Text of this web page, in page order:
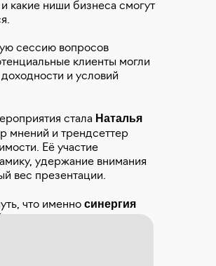
какие ниши бизнеса смогут
сессию вопросов
клиенты могли
и условий
стала Наталья
мнений и трендсеттер
Её участие
удержание внимания
вес презентации.
что именно синергия
и эксперта
задала тон